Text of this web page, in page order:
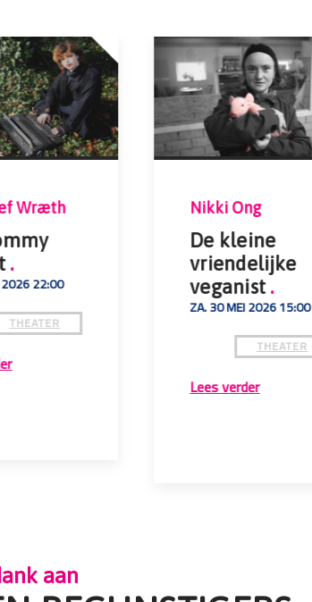
Wræth
.
2026 22:00
THEATER
Nikki Ong
De kleine
vriendelijke
veganist.
ZA. 30 MEI 2026 15:00
THEATER
Lees verder
aan